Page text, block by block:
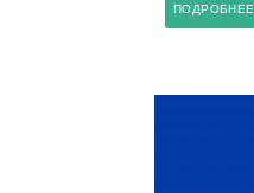
ПОДРОБНЕЕ